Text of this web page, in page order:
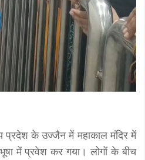
के उज्जैन में महाकाल मंदिर में
में प्रवेश कर गया। लोगों के बीच